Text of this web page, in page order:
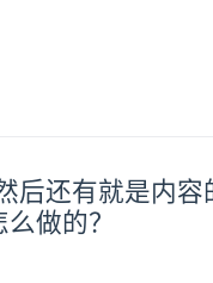
后还有就是内
做的？